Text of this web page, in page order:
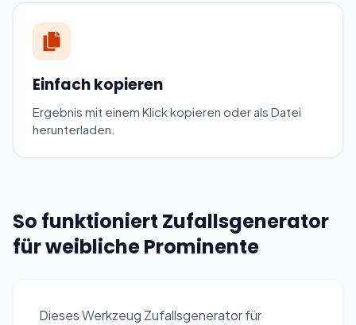
Einfach kopieren
Ergebnis mit einem Klick kopieren oder als Datei
herunterladen.
So funktioniert Zufallsgenerator
für weibliche Prominente
Dieses Werkzeug Zufallsgenerator für